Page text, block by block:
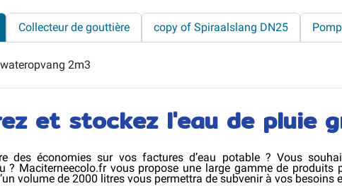
Collecteur de gouttière copy of Spiraalslang DN25
2m3
et stockez l'eau de pluie
des économies sur vos factures d’eau potable ? Vous
? Maciterneecolo.fr vous propose une large gamme de
volume de 2000 litres vous permettra de subvenir à vos